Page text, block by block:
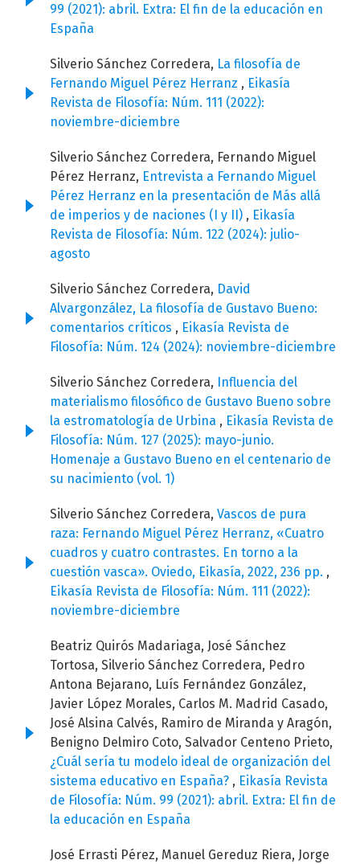
99 (2021): abril. Extra: El fin de la educación en
España
Silverio Sánchez Corredera, La filosofía de
Fernando Miguel Pérez Herranz , Eikasía
Revista de Filosofía: Núm. 111 (2022):
noviembre-diciembre
Silverio Sánchez Corredera, Fernando Miguel
Pérez Herranz, Entrevista a Fernando Miguel
Pérez Herranz en la presentación de Más allá
de imperios y de naciones (I y II) , Eikasía
Revista de Filosofía: Núm. 122 (2024): julio-
agosto
Silverio Sánchez Corredera, David
Alvargonzález, La filosofía de Gustavo Bueno:
comentarios críticos , Eikasía Revista de
Filosofía: Núm. 124 (2024): noviembre-diciembre
Silverio Sánchez Corredera,
Influencia del
materialismo filosófico de Gustavo Bueno sobre
la estromatología de Urbina , Eikasía Revista de
Filosofía: Núm. 127 (2025): mayo-junio.
Homenaje a Gustavo Bueno en el centenario de
su nacimiento (vol. 1)
Silverio Sánchez Corredera, Vascos de pura
raza: Fernando Miguel Pérez Herranz, «Cuatro
cuadros y cuatro contrastes. En torno a la
cuestión vasca». Oviedo, Eikasía, 2022, 236 pp. ,
Eikasía Revista de Filosofía: Núm. 111 (2022):
noviembre-diciembre
Beatriz Quirós Madariaga, José Sánchez
Tortosa, Silverio Sánchez Corredera, Pedro
Antona Bejarano, Luís Fernández González,
Javier López Morales, Carlos M. Madrid Casado,
José Alsina Calvés, Ramiro de Miranda y Aragón,
Benigno Delmiro Coto, Salvador Centeno Prieto,
¿Cuál sería tu modelo ideal de organización del
sistema educativo en España? , Eikasía Revista
de Filosofía: Núm. 99 (2021): abril. Extra: El fin de
la educación en España
José Errasti Pérez, Manuel Gereduz Riera, Jorge